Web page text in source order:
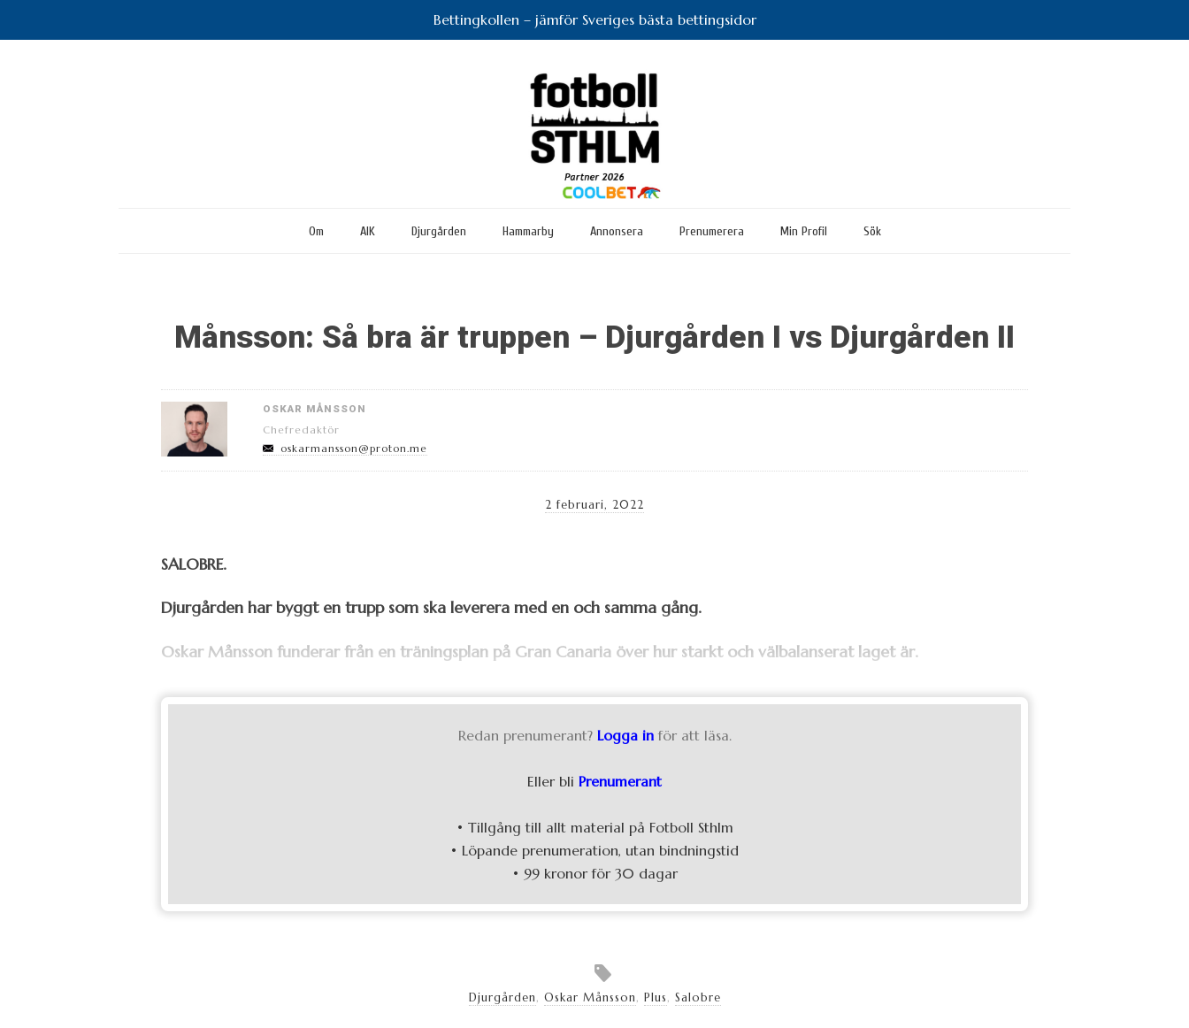
Bettingkollen – jämför Sveriges bästa bettingsidor
Om AIK Djurgården Hammarby Annonsera Prenumerera Min Profil Sök
Månsson: Så bra är truppen – Djurgården I vs Djurgården II
OSKAR MÅNSSON
Chefredaktör
oskarmansson@proton.me
2 februari, 2022
SALOBRE.
Djurgården har byggt en trupp som ska leverera med en och samma gång.
Oskar Månsson funderar från en träningsplan på Gran Canaria över hur starkt och välbalanserat laget är.
Redan prenumerant? Logga in för att läsa.
Eller bli Prenumerant
• Tillgång till allt material på Fotboll Sthlm
• Löpande prenumeration, utan bindningstid
• 99 kronor för 30 dagar
Djurgården, Oskar Månsson, Plus, Salobre